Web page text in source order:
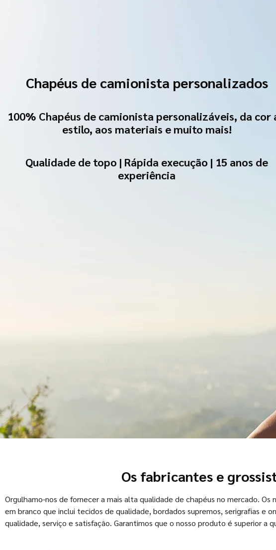
Chapéus de camionista personalizados
100% Chapéus de camionista personalizáveis, da cor
estilo, aos materiais e muito mais!
Qualidade de topo | Rápida execução | 15 anos de
experiência
Os fabricantes e
Orgulhamo-nos de fornecer a mais alta qualidade de chapéus no mercado.
em branco que inclui tecidos de qualidade, bordados supremos, serigrafias e
qualidade, serviço e satisfação. Garantimos que o nosso produto é superior